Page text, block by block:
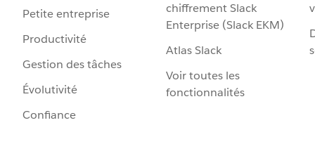
Petite entreprise
Productivité
Gestion des tâches
Évolutivité
Confiance
chiffrement Slack
Enterprise (Slack EKM)
Atlas Slack
Voir toutes les
fonctionnalités